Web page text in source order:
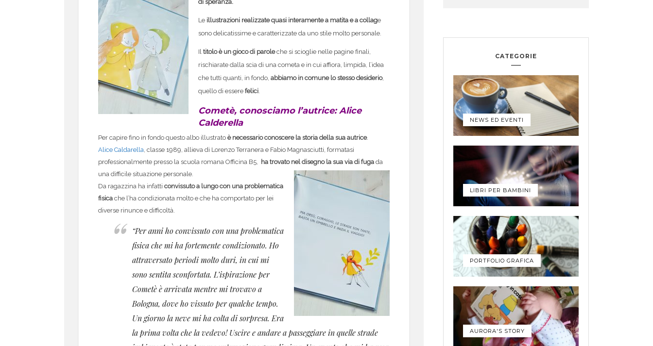
di speranza.
Leillustrazioni realizzate quasi interamente a matita e a collage
sono delicatissime e caratterizzate da uno stile molto personale.
Il titolo è un gioco di paroleche si scioglie nelle pagine finali,
rischiarate dalla scia di una cometa e in cui affiora, limpida, l’idea
che tutti quanti, in fondo, abbiamo in comune lo stesso desiderio,
quello di essere felici.
Cometè, conosciamo l’autrice: Alice
Calderella
Per capire fino in fondo questo albo illustratoè necessario conoscere la storia della sua autrice.
Alice Caldarella , classe 1989, allieva di Lorenzo Terranera e Fabio Magnasciutti, formatasi
professionalmente presso la scuola romana Officina B5, ha trovato nel disegno la sua via di fugada
una difficile situazione personale.
Da ragazzina ha infatti convissuto a lungo con una problematica
fisicache l’ha condizionata molto e che ha comportato per lei
diverse rinunce e difficoltà.
“Per anni ho convissuto con una problematica
fisica che mi ha fortemente condizionato. Ho
attraversato periodi molto duri, in cui mi
sono sentita sconfortata. L’ispirazione per
Cometèè arrivata mentre mi trovavo a
Bologna, dove ho vissuto per qualche tempo.
Un giorno la neve mi ha colta di sorpresa. Era
la prima volta che la vedevo! Uscire e andare a passeggiare in quelle strade
CATEGORIE
NEWS ED EVENTI
LIBRI PER BAMBINI
PORTFOLIO GRAFICA
AURORA'S STORY